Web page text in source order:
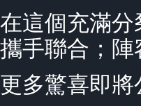
在這個充滿
攜手聯合；
更多驚喜即